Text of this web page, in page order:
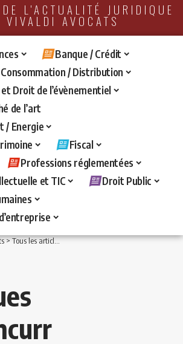
L'ACTUALITÉ JURIDIQUE
VIVALDI AVOCATS
Banque / Crédit
/ Distribution
Droit de l’évènementiel
de l’art
/ Energie
Fiscal
Professions réglementées
et TIC
Droit Public
>Tous les articles >Concurrence / Consommation /